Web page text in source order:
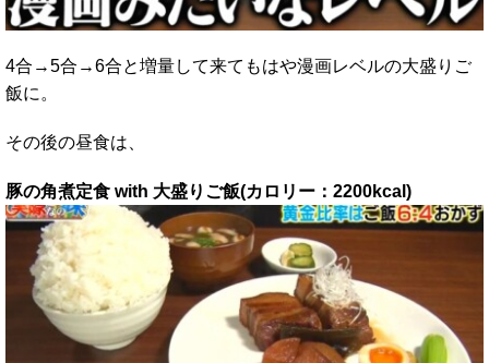
4合→5合→6合と増量して来てもはや漫画レベルの大盛りご
飯に。
その後の昼食は、
豚の角煮定食 with 大盛りご飯(カロリー：2200kcal)